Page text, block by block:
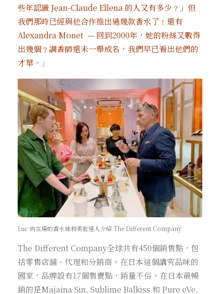
些年認識 Jean-Claude Ellena 的人又有多少﹖」但
我們那時已經與他合作推出過幾款香水了﹗還有
Alexandra Monet — 回到2000年，她的粉絲又數得
出幾個﹖調香師還未一舉成名，我們早已看出他們的
才華 。」
Luc 向在場的香水迷和美妝達人介紹 The Different Company
The Different Company全球共有450個銷售點，包
括零售店舖、代理和分銷商。在日本這個講究品味的
國家，品牌設有17個售賣點，銷量不俗。在日本最暢
銷的是Majaina Sin, Sublime Balkiss 和 Pure eVe,